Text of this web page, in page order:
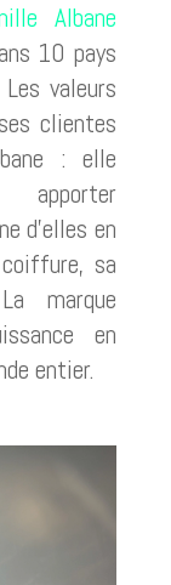
Albane
10 pays
valeurs
clientes
: elle
apporter
d’elles en
sa
marque
en
entier.